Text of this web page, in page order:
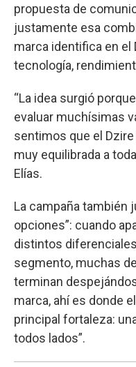
propuesta de
justamente esa
marca identifica en el
tecnología,
“La idea surgió
evaluar muchísimas
sentimos que el
muy equilibrada a
Elías.
La campaña también
opciones”: cuando
distintos
segmento, muchas
terminan
marca, ahí es donde
principal fortaleza:
todos lados”.